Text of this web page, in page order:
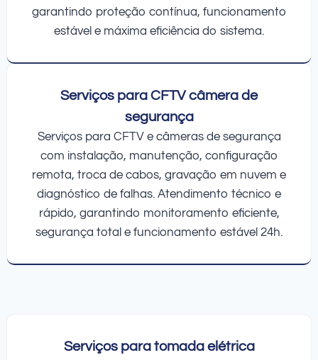
garantindo proteção contínua, funcionamento
estável e máxima eficiência do sistema.
Serviços para CFTV câmera de
segurança
Serviços para CFTV e câmeras de segurança
com instalação, manutenção, configuração
remota, troca de cabos, gravação em nuvem e
diagnóstico de falhas. Atendimento técnico e
rápido, garantindo monitoramento eficiente,
segurança total e funcionamento estável 24h.
Serviços para tomada elétrica